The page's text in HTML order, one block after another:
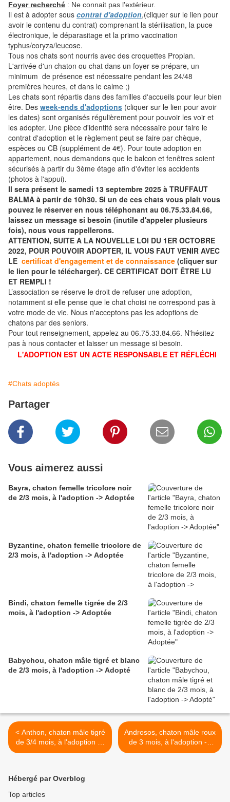
Foyer recherché : Ne connait pas l'extérieur.
Il est à adopter sous contrat d'adoption,(cliquer sur le lien pour
avoir le contenu du contrat) comprenant la stérilisation, la puce
électronique, le déparasitage et la primo vaccination
typhus/coryza/leucose.
Tous nos chats sont nourris avec des croquettes Proplan.
L'arrivée d'un chaton ou chat dans un foyer se prépare, un
minimum de présence est nécessaire pendant les 24/48
premières heures, et dans le calme ;)
Les chats sont répartis dans des familles d'accueils pour leur bien
être. Des week-ends d'adoptions (cliquer sur le lien pour avoir
les dates) sont organisés régulièrement pour pouvoir les voir et
les adopter. Une pièce d'identité sera nécessaire pour faire le
contrat d'adoption et le règlement peut se faire par chèque,
espèces ou CB (supplément de 4€). Pour toute adoption en
appartement, nous demandons que le balcon et fenêtres soient
sécurisés à partir du 3ème étage afin d'éviter les accidents
(photos à l'appui).
Il sera présent le samedi 13 septembre 2025 à TRUFFAUT
BALMA à partir de 10h30. Si un de ces chats vous plait vous
pouvez le réserver en nous téléphonant au 06.75.33.84.66,
laissez un message si besoin (inutile d'appeler plusieurs
fois), nous vous rappellerons.
ATTENTION, SUITE A LA NOUVELLE LOI DU 1ER OCTOBRE
2022, POUR POUVOIR ADOPTER, IL VOUS FAUT VENIR AVEC
LE certificat d'engagement et de connaissance (cliquer sur
le lien pour le télécharger). CE CERTIFICAT DOIT ÊTRE LU
ET REMPLI !
L’association se réserve le droit de refuser une adoption,
notamment si elle pense que le chat choisi ne correspond pas à
votre mode de vie. Nous n'acceptons pas les adoptions de
chatons par des seniors.
Pour tout renseignement, appelez au 06.75.33.84.66. N'hésitez
pas à nous contacter et laisser un message si besoin.
L'ADOPTION EST UN ACTE RESPONSABLE ET RÉFLÉCHI
#Chats adoptés
Partager
Vous aimerez aussi
Bayra, chaton femelle tricolore noir
de 2/3 mois, à l'adoption -> Adoptée
Byzantine, chaton femelle tricolore de
2/3 mois, à l'adoption -> Adoptée
Bindi, chaton femelle tigrée de 2/3
mois, à l'adoption -> Adoptée
Babychou, chaton mâle tigré et blanc
de 2/3 mois, à l'adoption -> Adopté
< Anthon, chaton mâle tigré
de 3/4 mois, à l'adoption ->
adopté
Androsos, chaton mâle roux
de 3 mois, à l'adoption ->
adopté avec Aucéan >
Hébergé par Overblog
Top articles